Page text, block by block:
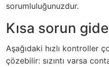
sorumluluğunuzdur.
Kısa sorun
Aşağıdaki hızlı kontroller
çözebilir: sızıntı varsa